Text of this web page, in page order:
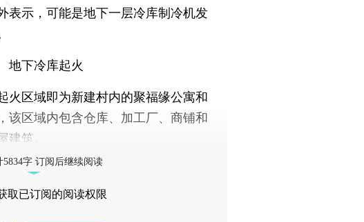
表示，可能是地下一层冷库制冷机发
地下冷库起火
区域即为新建村内的聚福缘公寓和
该区域内包含仓库、加工厂、商铺和
建筑。
5834字 订阅后继续阅读
取已订阅的阅读权限